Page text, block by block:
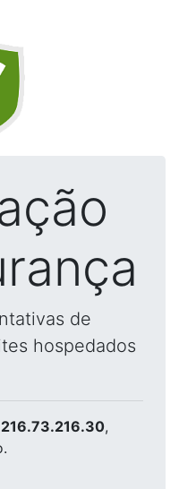
de
hospedados
216.73.216.30,